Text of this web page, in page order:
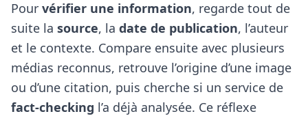
Pour vérifier une information, regarde tout de
suite la source, la date de publication, l’auteur
et le contexte. Compare ensuite avec plusieurs
médias reconnus, retrouve l’origine d’une image
ou d’une citation, puis cherche si un service de
fact-checking l’a déjà analysée. Ce réflexe